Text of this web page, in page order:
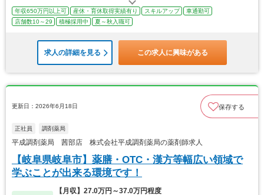
年収650万円以上可 産休・育休取得実績有り スキルアップ
車通勤可
店舗数10～29
積極採用中 夏～秋入職可
求人の詳細を見る この求人に興味がある
更新日：2026年6月18日 保存する
正社員 調剤薬局
平成調剤薬局 茜部店 株式会社平成調剤薬局の薬剤師求人
【岐阜県岐阜市】薬膳・OTC・漢方等幅広い領域で
学ぶことが出来る環境です！
【月収】27.0万円～37.0万円程度